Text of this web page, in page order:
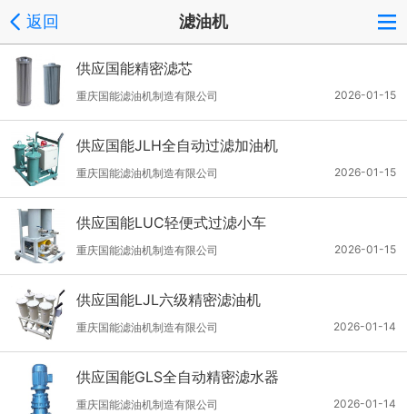
返回 滤油机
供应国能精密滤芯
2026-01-15
重庆国能滤油机制造有限公司
供应国能JLH全自动过滤加油机
2026-01-15
重庆国能滤油机制造有限公司
供应国能LUC轻便式过滤小车
2026-01-15
重庆国能滤油机制造有限公司
供应国能LJL六级精密滤油机
2026-01-14
重庆国能滤油机制造有限公司
供应国能GLS全自动精密滤水器
2026-01-14
重庆国能滤油机制造有限公司